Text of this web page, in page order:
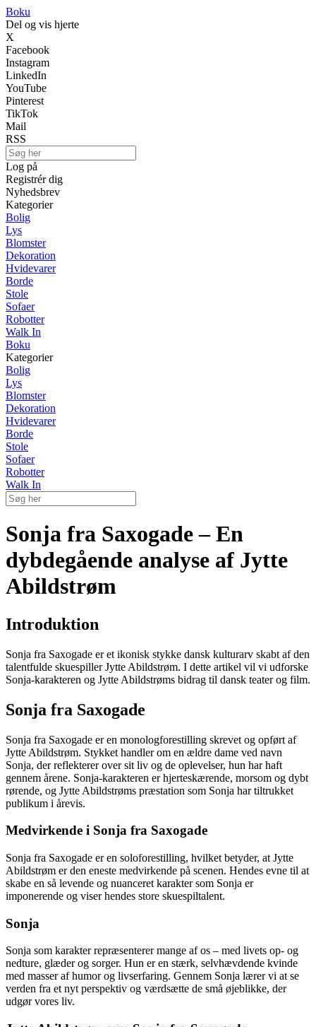
Boku
Del og vis hjerte
X
Facebook
Instagram
LinkedIn
YouTube
Pinterest
TikTok
Mail
RSS
Log på
Registrér dig
Nyhedsbrev
Kategorier
Bolig
Lys
Blomster
Dekoration
Hvidevarer
Borde
Stole
Sofaer
Robotter
Walk In
Boku
Kategorier
Bolig
Lys
Blomster
Dekoration
Hvidevarer
Borde
Stole
Sofaer
Robotter
Walk In
Sonja fra Saxogade – En
dybdegående analyse af Jytte
Abildstrøm
Introduktion
Sonja fra Saxogade er et ikonisk stykke dansk kulturarv skabt af den
talentfulde skuespiller Jytte Abildstrøm. I dette artikel vil vi udforske
Sonja-karakteren og Jytte Abildstrøms bidrag til dansk teater og film.
Sonja fra Saxogade
Sonja fra Saxogade er en monologforestilling skrevet og opført af
Jytte Abildstrøm. Stykket handler om en ældre dame ved navn
Sonja, der reflekterer over sit liv og de oplevelser, hun har haft
gennem årene. Sonja-karakteren er hjerteskærende, morsom og dybt
rørende, og Jytte Abildstrøms præstation som Sonja har tiltrukket
publikum i årevis.
Medvirkende i Sonja fra Saxogade
Sonja fra Saxogade er en soloforestilling, hvilket betyder, at Jytte
Abildstrøm er den eneste medvirkende på scenen. Hendes evne til at
skabe en så levende og nuanceret karakter som Sonja er
imponerende og viser hendes store skuespiltalent.
Sonja
Sonja som karakter repræsenterer mange af os – med livets op- og
nedture, glæder og sorger. Hun er en stærk, selvhævdende kvinde
med masser af humor og livserfaring. Gennem Sonja lærer vi at se
verden fra et nyt perspektiv og værdsætte de små øjeblikke, der
udgør vores liv.